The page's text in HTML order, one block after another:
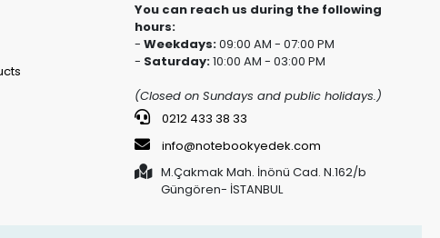
You can reach us during the following
hours:
- Weekdays:09:00 AM - 07:00 PM
- Saturday:10:00 AM - 03:00 PM
(Closed on Sundays and public holidays.)
0212 433 38 33
info@notebookyedek.com
M.Çakmak Mah. İnönü Cad. N.162/b
Güngören- İSTANBUL